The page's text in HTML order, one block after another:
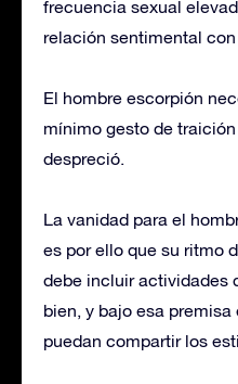
frecuencia sexual
relación sentimental
El hombre escorpión
mínimo gesto de
despreció.
La vanidad para el
es por ello que su ritmo
debe incluir actividades
bien, y bajo esa
puedan compartir los